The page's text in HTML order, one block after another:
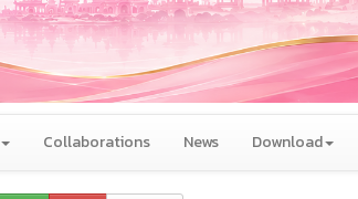
Collaborations News Download